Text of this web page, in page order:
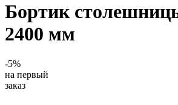
Бортик
2400 мм
-5%
на первый
заказ